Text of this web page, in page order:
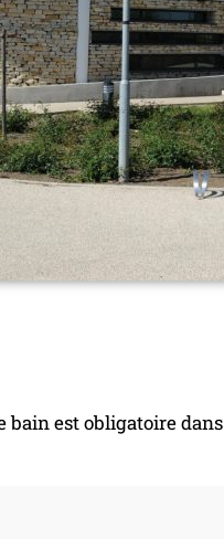
bain est obligatoire